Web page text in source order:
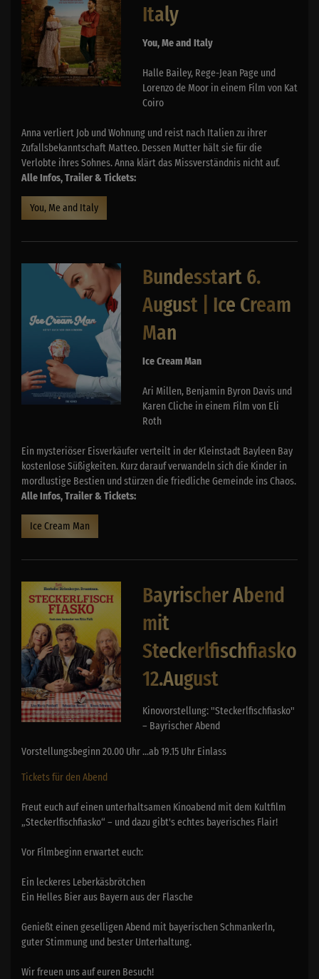
Italy
You, Me and Italy
Halle Bailey, Rege-Jean Page und
Lorenzo de Moor in einem Film von Kat
Coiro
Anna verliert Job und Wohnung und reist nach Italien zu ihrer
Zufallsbekanntschaft Matteo. Dessen Mutter hält sie für die
Verlobte ihres Sohnes. Anna klärt das Missverständnis nicht auf.
Alle Infos, Trailer & Tickets:
You, Me and Italy
Bundesstart 6.
August | Ice Cream
Man
Ice Cream Man
Ari Millen, Benjamin Byron Davis und
Karen Cliche in einem Film von Eli
Roth
Ein mysteriöser Eisverkäufer verteilt in der Kleinstadt Bayleen Bay
kostenlose Süßigkeiten. Kurz darauf verwandeln sich die Kinder in
mordlustige Bestien und stürzen die friedliche Gemeinde ins Chaos.
Alle Infos, Trailer & Tickets:
Ice Cream Man
Bayrischer Abend
mit
Steckerlfischfiasko
12.August
Kinovorstellung: "Steckerlfischfiasko"
– Bayrischer Abend
Vorstellungsbeginn 20.00 Uhr ...ab 19.15 Uhr Einlass
Tickets für den Abend
Freut euch auf einen unterhaltsamen Kinoabend mit dem Kultfilm
„Steckerlfischfiasko“ – und dazu gibt's echtes bayerisches Flair!
Vor Filmbeginn erwartet euch:
Ein leckeres Leberkäsbrötchen
Ein Helles Bier aus Bayern aus der Flasche
Genießt einen geselligen Abend mit bayerischen Schmankerln,
guter Stimmung und bester Unterhaltung.
Wir freuen uns auf euren Besuch!